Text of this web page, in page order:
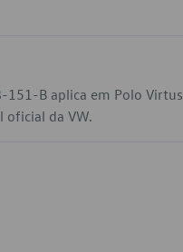
151-B aplica em Polo Virtus
oficial da VW.